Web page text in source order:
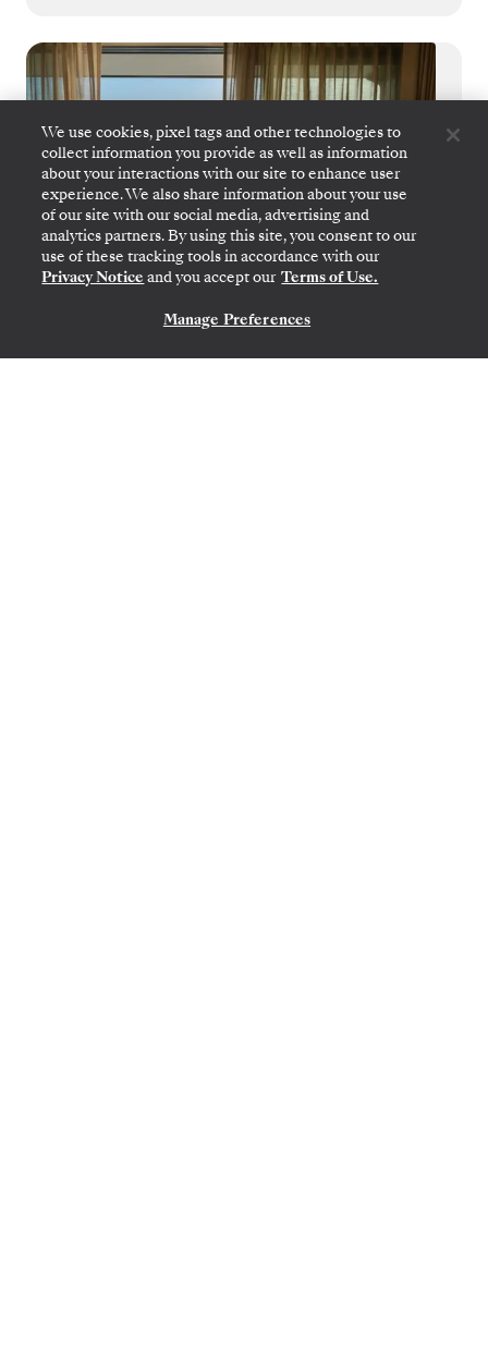
We use cookies, pixel tags and other technologies to
collect information you provide as well as information
about your interactions with our site to enhance user
experience. We also share information about your use
of our site with our social media, advertising and
analytics partners. By using this site, you consent to our
use of these tracking tools in accordance with our
Privacy Notice and you accept our Terms of Use.
Manage Preferences